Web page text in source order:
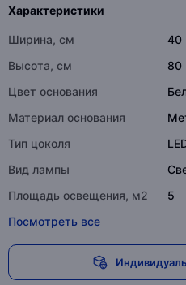
Характеристики
Ширина, см
40
Высота, см
80
Цвет основания
Материал основания
Тип цоколя
Вид лампы
Площадь освещения, м2
5
Посмотреть все